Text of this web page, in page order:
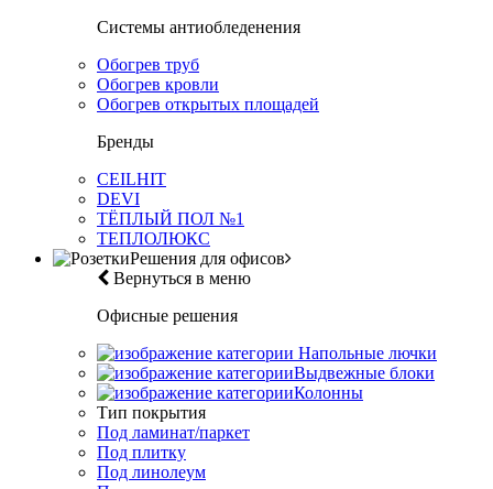
Системы антиобледенения
Обогрев труб
Обогрев кровли
Обогрев открытых площадей
Бренды
CEILHIT
DEVI
ТЁПЛЫЙ ПОЛ №1
ТЕПЛОЛЮКС
Решения для офисов
Вернуться в меню
Офисные решения
Напольные лючки
Выдвежные блоки
Колонны
Тип покрытия
Под ламинат/паркет
Под плитку
Под линолеум